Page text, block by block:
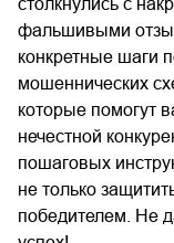
столкнулись с
фальшивыми
конкретные шаги
мошеннических
которые помогут
нечестной
пошаговых
не только
победителем. Не